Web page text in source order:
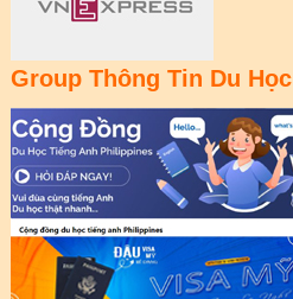
Group Thông Tin Du Học